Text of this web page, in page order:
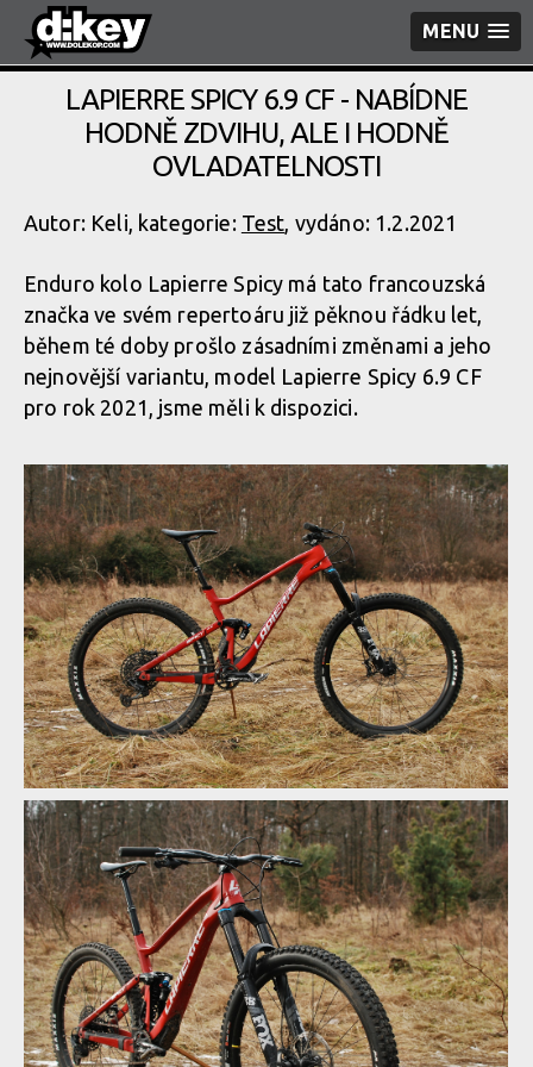
MENU
LAPIERRE SPICY 6.9 CF - NABÍDNE
HODNĚ ZDVIHU, ALE I HODNĚ
OVLADATELNOSTI
Autor: Keli, kategorie: Test, vydáno: 1.2.2021
Enduro kolo Lapierre Spicy má tato francouzská
značka ve svém repertoáru již pěknou řádku let,
během té doby prošlo zásadními změnami a jeho
nejnovější variantu, model Lapierre Spicy 6.9 CF
pro rok 2021, jsme měli k dispozici.
Lapierre Spicy 6.9 CF
Lapierre Spicy 6.9 CF
Lapierre Spicy 6.9 CF